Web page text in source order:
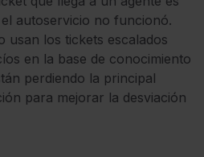
autoservicio no funcionó.
usan los tickets escalados
en la base de conocimiento
perdiendo la principal
para mejorar la desviación